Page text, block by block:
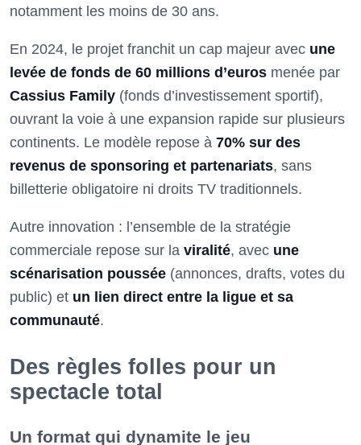
notamment les moins de 30 ans.
En 2024, le projet franchit un cap majeur avec une
levée de fonds de 60 millions d’euros menée par
Cassius Family (fonds d’investissement sportif),
ouvrant la voie à une expansion rapide sur plusieurs
continents. Le modèle repose à 70% sur des
revenus de sponsoring et partenariats, sans
billetterie obligatoire ni droits TV traditionnels.
Autre innovation : l’ensemble de la stratégie
commerciale repose sur la viralité, avec une
scénarisation poussée (annonces, drafts, votes du
public) et un lien direct entre la ligue et sa
communauté.
Des règles folles pour un
spectacle total
Un format qui dynamite le jeu